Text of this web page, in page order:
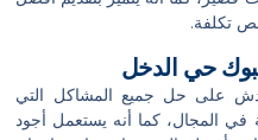
تكلفة.
حي الدخل
على حل جميع المشاكل التي
في المجال، كما أنه يستعمل أجود